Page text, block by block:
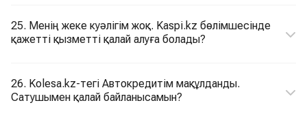
25. Менің жеке куәлігім жоқ. Kaspi.kz бөлімшесінде
қажетті қызметті қалай алуға болады?
26. Kolesa.kz-тегі Автокредитім мақұлданды.
Сатушымен қалай байланысамын?